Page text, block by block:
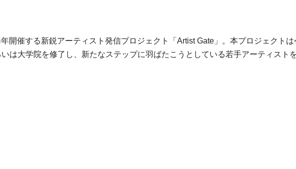
開催する新鋭アーティスト発信プロジェクト「Artist Gate」。本プロジェクト
は大学院を修了し、新たなステップに羽ばたこうとしている若手アーティスト